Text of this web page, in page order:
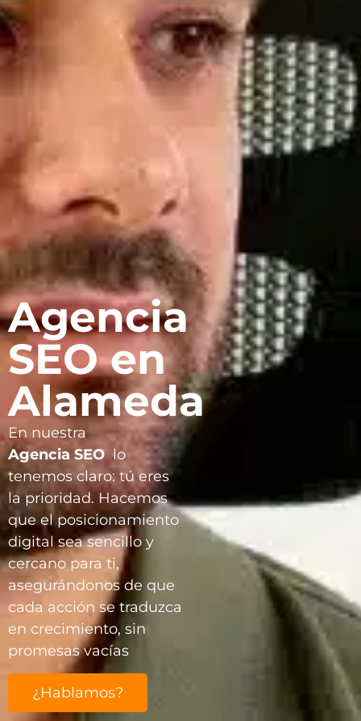
Agencia
SEO en
Alameda
En nuestra
Agencia SEOlo
tenemos claro: tú eres
la prioridad. Hacemos
que el posicionamiento
digital sea sencillo y
cercano para ti,
asegurándonos de que
cada acción se traduzca
en crecimiento, sin
promesas vacías
¿Hablamos?